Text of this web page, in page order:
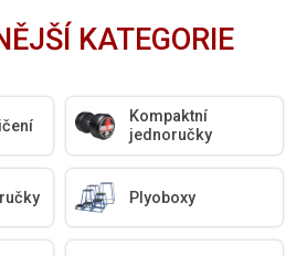
KATEGORIE
Kompaktní
jednoručky
Plyoboxy